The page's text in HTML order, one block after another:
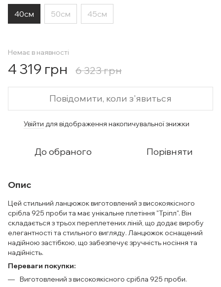
40см 50см 45см
Немає в наявності
4 319 грн 6 323 грн
Повідомити, коли з'явиться
Увійти для відображення накопичувальної знижки
До обраного Порівняти
Опис
Цей стильний ланцюжок виготовлений з високоякісного
срібла 925 проби та має унікальне плетіння "Тріпл". Він
складається з трьох переплетених ліній, що додає виробу
елегантності та стильного вигляду. Ланцюжок оснащений
надійною застібкою, що забезпечує зручність носіння та
надійність.
Переваги покупки:
Виготовлений з високоякісного срібла 925 проби.